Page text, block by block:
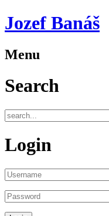
Jozef Banáš
Menu
Search
Login